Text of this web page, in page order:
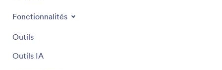
Fonctionnalités
Outils
Outils IA